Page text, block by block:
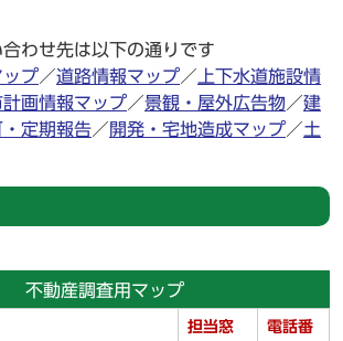
わせ先は以下の通りです
ップ／道路情報マップ／
上下水道施設情
計画情報マップ／景観・屋外広告物／建
定期報告／ 開発・宅地造成マップ／土
不動産調査用マップ
担当窓
電話番